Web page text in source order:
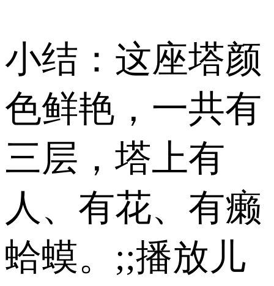
小结：这座塔颜
色鲜艳，一共有
三层，塔上有
人、有花、有癞
蛤蟆。;;播放儿